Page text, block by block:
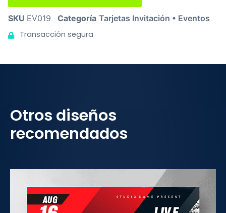
SKU EV019 Categoría Tarjetas Invitación • Eventos
Transacción segura
Otros diseños
recomendados